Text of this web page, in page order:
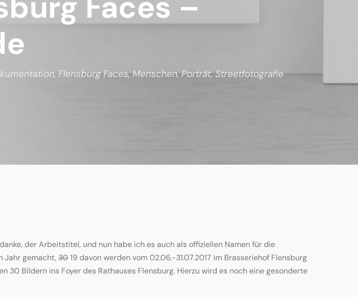
, Flensburg Faces, Menschen, Porträt, Streetfotografie
der Arbeitstitel, und nun habe ich es auch als offiziellen Namen für die
Jahr gemacht, 3019 davon werden vom 02.06.-31.07.2017 im Brasseriehof Flensburg
30 Bildern ins Foyer des Rathauses Flensburg. Hierzu wird es noch eine gesonderte